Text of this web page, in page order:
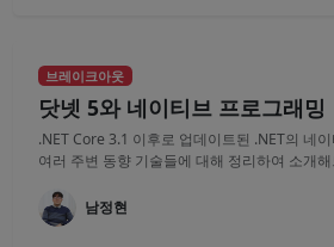
브레이크아웃
닷넷 5와 네이티브 프로그래밍
.NET Core 3.1 이후로 업데이트된 .NET의 네
여러 주변 동향 기술들에 대해 정리하여 소개
남정현